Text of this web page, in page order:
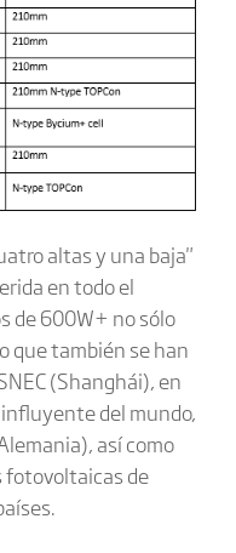
altas y una baja"
en todo el
de 600W+ no sólo
que también se han
(Shanghái), en
del mundo,
así como
fotovoltaicas de